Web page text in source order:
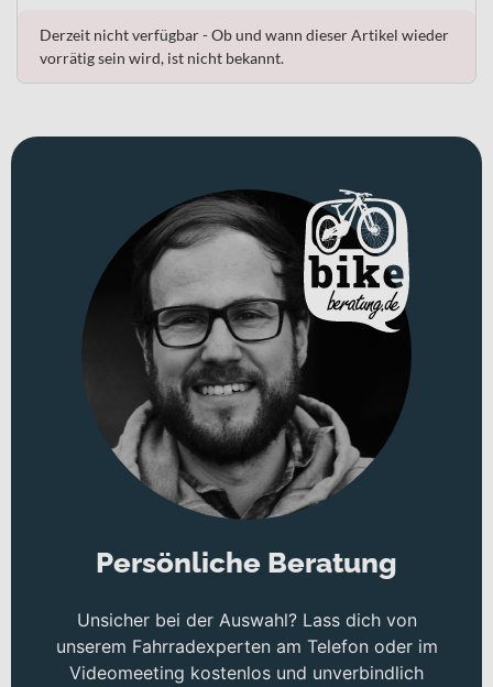
Derzeit nicht verfügbar - Ob und wann dieser Artikel wieder
vorrätig sein wird, ist nicht bekannt.
Persönliche Beratung
Unsicher bei der Auswahl? Lass dich von
unserem Fahrradexperten am Telefon oder im
Videomeeting kostenlos und unverbindlich